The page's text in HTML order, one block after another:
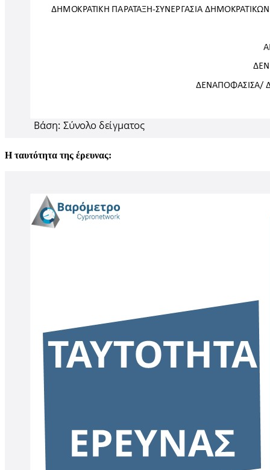
Η ταυτότητα της έρευνας: